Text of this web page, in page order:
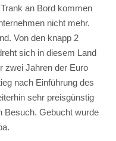
an Bord kommen
nicht mehr.
Von den knapp 2
sich in diesem Land
zwei Jahren der Euro
nach Einführung des
sehr preisgünstig
Besuch. Gebucht wurde